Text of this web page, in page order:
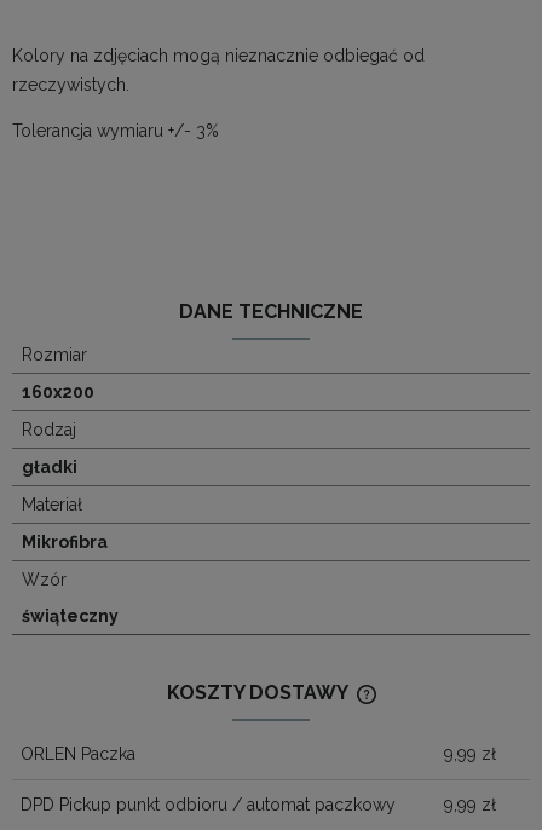
Kolory na zdjęciach mogą nieznacznie odbiegać od
rzeczywistych.
Tolerancja wymiaru +/- 3%
DANE TECHNICZNE
Rozmiar
160x200
Rodzaj
gładki
Materiał
Mikrofibra
Wzór
świąteczny
KOSZTY DOSTAWY
ORLEN Paczka 9,99 zł
DPD Pickup punkt odbioru / automat paczkowy 9,99 zł